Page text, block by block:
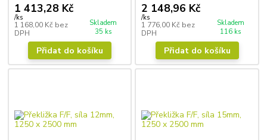
1 413,28 Kč
/ks
1 168,00 Kč bez
DPH
Skladem
35 ks
Přidat do košíku
2 148,96 Kč
/ks
1 776,00 Kč bez
DPH
Skladem
116 ks
Přidat do košíku